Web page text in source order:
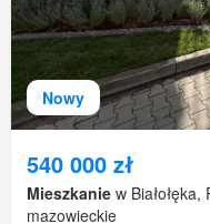
Nowy
540 000 zł
Mieszkanie w
mazowieckie